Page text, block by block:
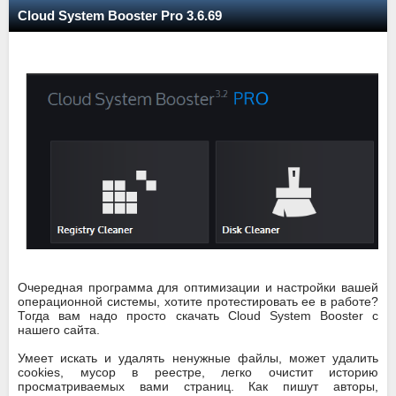
Cloud System Booster Pro 3.6.69
Очередная программа для оптимизации и настройки вашей
операционной системы, хотите протестировать ее в работе?
Тогда вам надо просто скачать Cloud System Booster с
нашего сайта.
Умеет искать и удалять ненужные файлы, может удалить
cookies, мусор в реестре, легко очистит историю
просматриваемых вами страниц. Как пишут авторы,